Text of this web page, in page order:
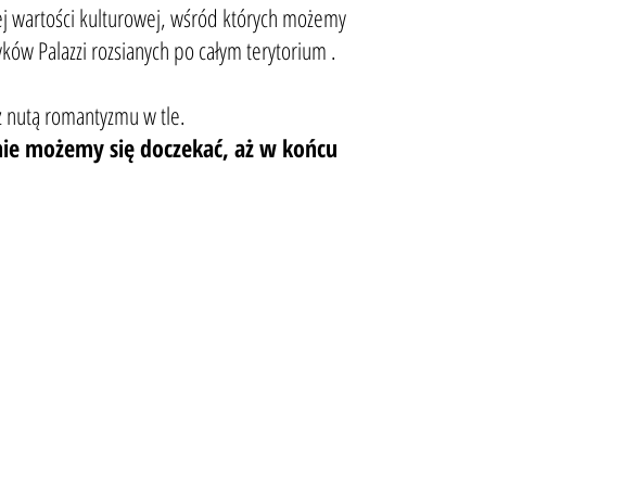
wartości kulturowej, wśród których możemy
Palazzi rozsianych po całym terytorium .
nutą romantyzmu w tle.
możemy się doczekać, aż w końcu